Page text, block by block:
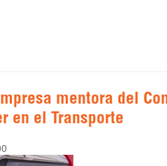
mentora del
en el Transporte